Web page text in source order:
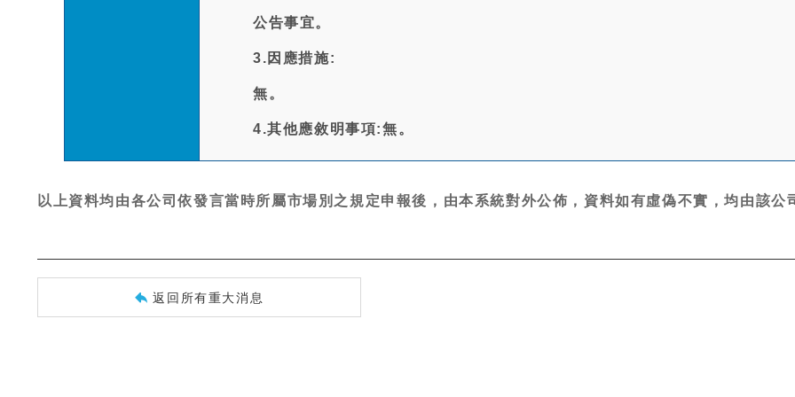
公告事宜。
3.因應措施:
無。
4.其他應敘明事項:無。
以上資料均由各公司依發言當時所屬市場別之規定申報後，由本系統對外公佈，資料如有虛偽不實，均由該公
返回所有重大消息